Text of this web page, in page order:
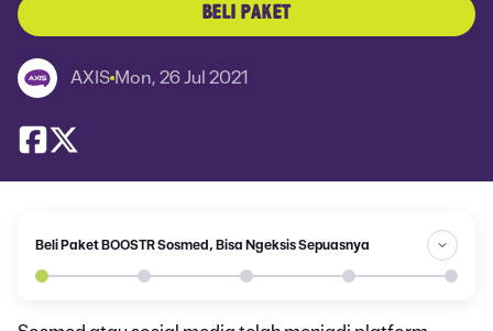
BELI PAKET
AXIS Mon, 26 Jul 2021
Beli Paket BOOSTR Sosmed, Bisa Ngeksis Sepuasnya